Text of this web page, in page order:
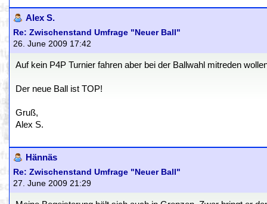
Alex S.
Re: Zwischenstand Umfrage "Neuer Ball"
26. June 2009 17:42
Auf kein P4P Turnier fahren aber bei der Ballwahl mitreden
Der neue Ball ist TOP!
Gruß,
Alex S.
Hännäs
Re: Zwischenstand Umfrage "Neuer Ball"
27. June 2009 21:29